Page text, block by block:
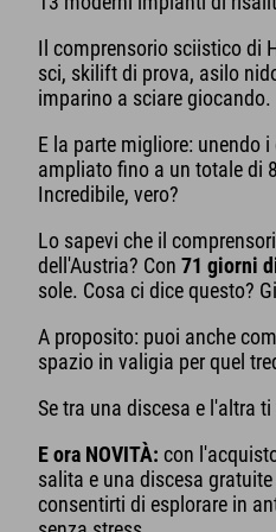
Il comprensorio sciistico di
sci, skilift di prova, asilo
imparino a sciare giocando.
E la parte migliore: unendo
ampliato fino a un totale di
Incredibile, vero?
Lo sapevi che il
dell'Austria? Con 71 giorni
sole. Cosa ci dice questo?
A proposito: puoi anche
spazio in valigia per quel
Se tra una discesa e l'altra
E ora NOVITÀ: con
salita e una discesa
consentirti di esplorare in